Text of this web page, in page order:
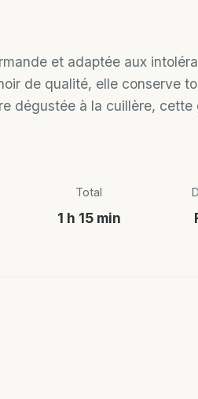
et adaptée aux
de qualité, elle conserve
dégustée à la cuillère,
Total
1 h 15 min